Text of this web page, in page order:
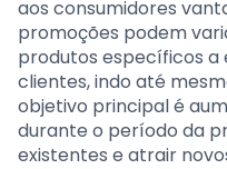
aos consumidores
promoções podem
produtos específicos a
clientes, indo até
objetivo principal é
durante o período da
existentes e atrair